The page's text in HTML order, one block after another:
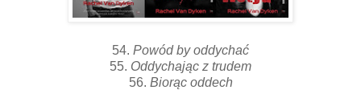
54. Powód by oddychać
55. Oddychając z trudem
56. Biorąc oddech